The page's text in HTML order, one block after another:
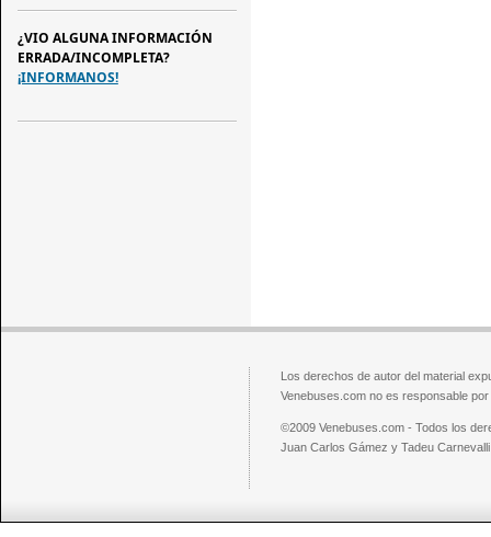
¿VIO ALGUNA INFORMACIÓN
ERRADA/INCOMPLETA?
¡INFORMANOS!
Los derechos de autor del material
Venebuses.com no es responsable
©2009 Venebuses.com - Todos los
Juan Carlos Gámez y Tadeu Carnevalli